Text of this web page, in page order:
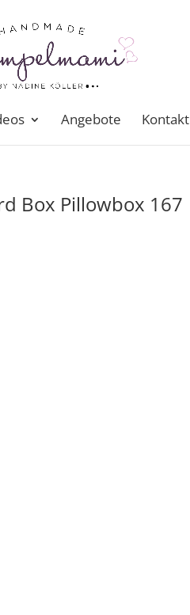
Angebote Kontakt
Box Pillowbox 167